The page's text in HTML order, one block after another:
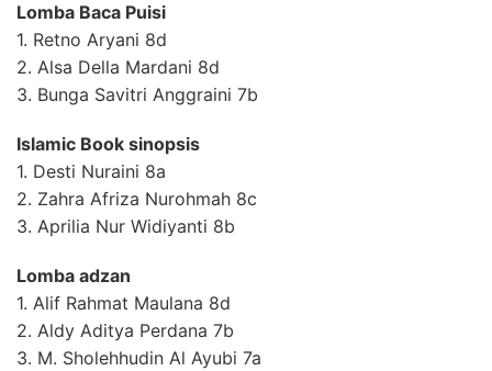
Lomba Baca Puisi
1. Retno Aryani 8d
2. Alsa Della Mardani 8d
3. Bunga Savitri Anggraini 7b
Islamic Book sinopsis
1. Desti Nuraini 8a
2. Zahra Afriza Nurohmah 8c
3. Aprilia Nur Widiyanti 8b
Lomba adzan
1. Alif Rahmat Maulana 8d
2. Aldy Aditya Perdana 7b
3. M. Sholehhudin Al Ayubi 7a